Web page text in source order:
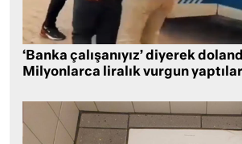
‘Banka çalışanıyız’ diyerek
Milyonlarca liralık vurgun yaptılar